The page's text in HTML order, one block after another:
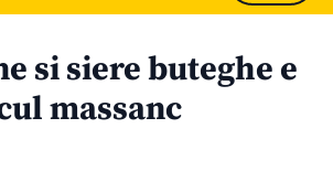
si siere buteghe e
massanc